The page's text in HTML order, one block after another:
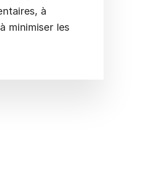
à
minimiser les